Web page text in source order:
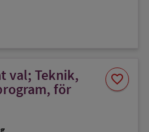
val; Teknik,
för
favorite
Spara
som